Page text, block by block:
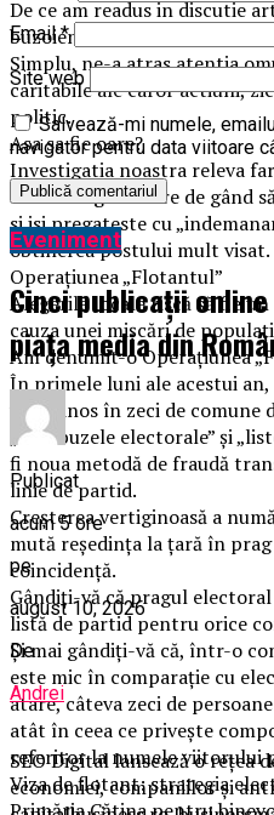
De ce am readus in discutie
buzoienii.ro?
Simplu, ne-a atras atentia
caritabile ale caror actiuni,
politic.
Asa sa fie oare?
Investigatia noastra releva
domn Fulgeanu are de gând
si isi pregateste cu
obtinerea postului mult visat.
Operaţiunea „Flotantul”
Alegerile locale riscă să fie
cauza unei mişcări de
Am denumit-o Operaţiunea
În primele luni ale acestui
vertiginos în zeci de comune
„autobuzele electorale” şi
fi noua metodă de fraudă
linie de partid.
Creşterea vertiginoasă a
mută reşedinţa la ţară în
coincidenţă.
Gândiţi-vă că pragul
listă de partid pentru orice
Şi mai gândiţi-vă că, într-o
este mic în comparaţie cu
atare, câteva zeci de
atât în ceea ce priveşte
referitor la numele viitorului
Viza de flotant: strategia
Email*
Site web
Salvează-mi numele,
navigator pentru data viitoare
Eveniment
Cinci publicații
piața media din
Publicat
acum 5 ore
pe
august 10, 2026
De
Andrei
SEO Digital lansează o rețea
economiei, companiilor și